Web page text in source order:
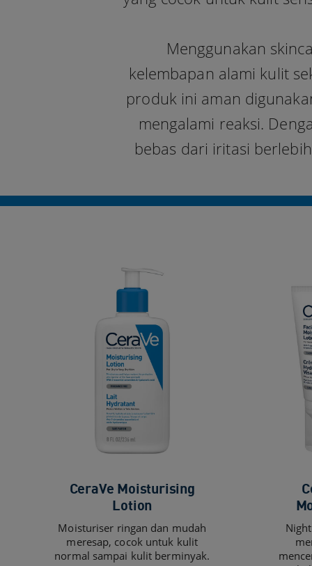
Menggunakan
kelembapan alami kulit
produk ini aman
mengalami reaksi.
bebas dari iritasi
CeraVe Moisturising
Lotion​
Moisturiser ringan dan mudah
meresap, cocok untuk kulit
normal sampai kulit berminyak.​